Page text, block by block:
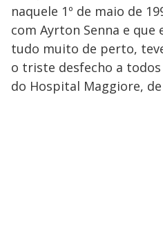
naquele 1º de maio de
com Ayrton Senna e que
tudo muito de perto,
o triste desfecho a
do Hospital Maggiore,